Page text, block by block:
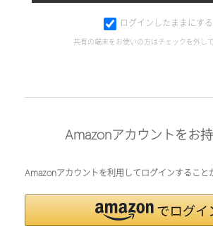
ログインしたままにする
共有の端末をお使いの方はチェックを外し
Amazonアカウントをお
Amazonアカウントを利用してログインすること